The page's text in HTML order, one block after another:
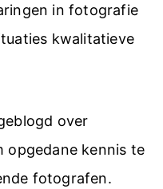
in fotografie
kwalitatieve
over
opgedane kennis te
fotografen.